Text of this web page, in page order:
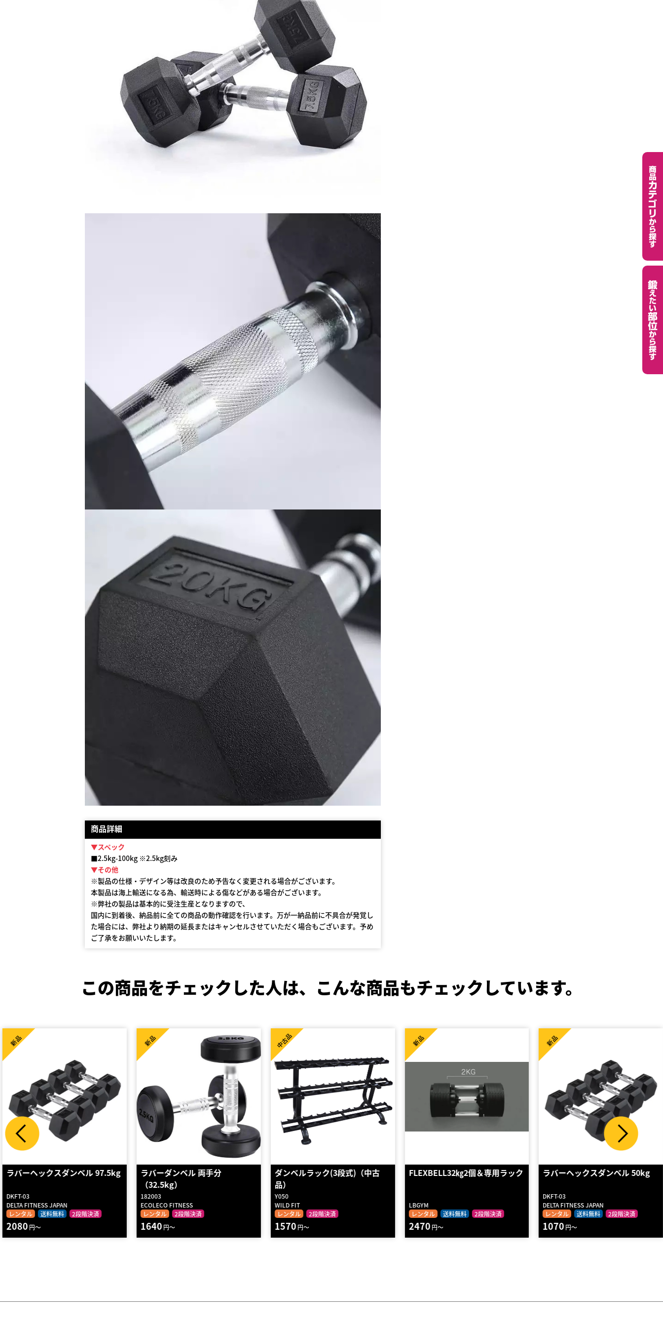
商品詳細
▼スペック
■2.5kg-100kg ※2.5kg刻み
▼その他
※製品の仕様・デザイン等は改良のため予告なく変更される場合がございます。
本製品は海上輸送になる為、輸送時による傷などがある場合がございます。
※弊社の製品は基本的に受注生産となりますので、
国内に到着後、納品前に全ての商品の動作確認を行います。万が一納品前に不具合が発覚し
た場合には、弊社より納期の延長またはキャンセルさせていただく場合もございます。予め
ご了承をお願いいたします。
この商品をチェックした人は、 こんな商品もチェックしています。
ラバーダンベル 両手分
182003
ECOLECO FITNESS
レンタル
2段階決済
新品
1640円～
ダンベルラック(3段式)（中古
品）
Y050
WILD FIT
レンタル
2段階決済
中古品
1570円～
FLEXBELL32㎏2個＆専用ラック
LBGYM
レンタル
送料無料
新品
2470円～
ラバーヘックスダンベル 50kg
DELTA FITNESS JAPAN
レンタル
送料無料 2段階決済
新品
1070円～
ウレタンビューティダンベル
DBBA-07KG
STRENGTH ASIA
レンタル
送料無料 2段階決済
新品
800円～